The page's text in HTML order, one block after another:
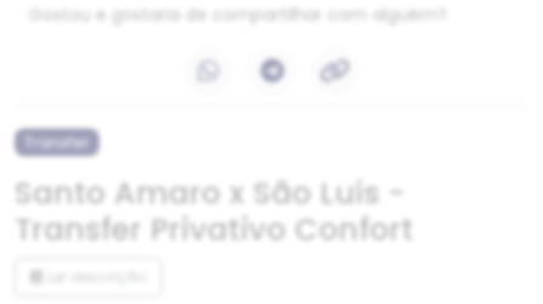
Gostou e gostaria de compartilhar com alguém?
Transfer
Santo Amaro x São Luís -
Transfer Privativo Confort